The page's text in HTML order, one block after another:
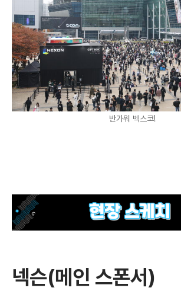
반가워 벡스코!
넥슨(메인 스폰서)